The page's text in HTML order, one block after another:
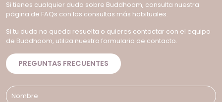
Si tienes cualquier duda sobre Buddhoom, consulta nuestra
página de FAQs con las consultas más habituales.
Si tu duda no queda resuelta o quieres contactar con el equipo
de Buddhoom, utiliza nuestro formulario de contacto.
PREGUNTAS FRECUENTES